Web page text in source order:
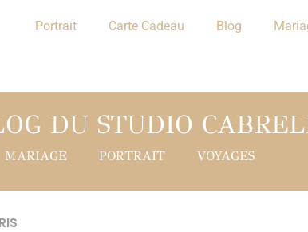
Portrait Carte Cadeau Blog
DU STUDIO
MARIAGE PORTRAIT VOYAGES